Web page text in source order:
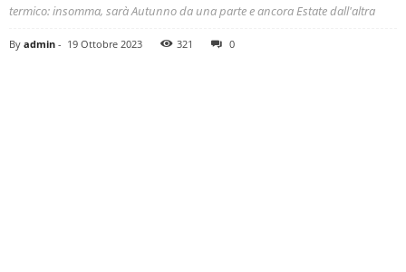
termico: insomma, sarà Autunno da una parte e ancora Estate dall'altra
By admin - 19 Ottobre 2023 321 0